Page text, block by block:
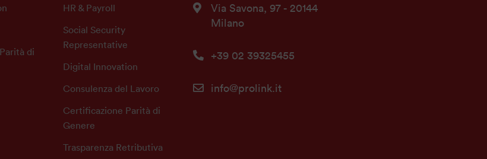
di
HR & Payroll
Social Security
Representative
Digital Innovation
Consulenza del Lavoro
Certificazione Parità di
Genere
Trasparenza Retributiva
Via Savona, 97 - 20144
Milano
+39 02 39325455
info@prolink.it